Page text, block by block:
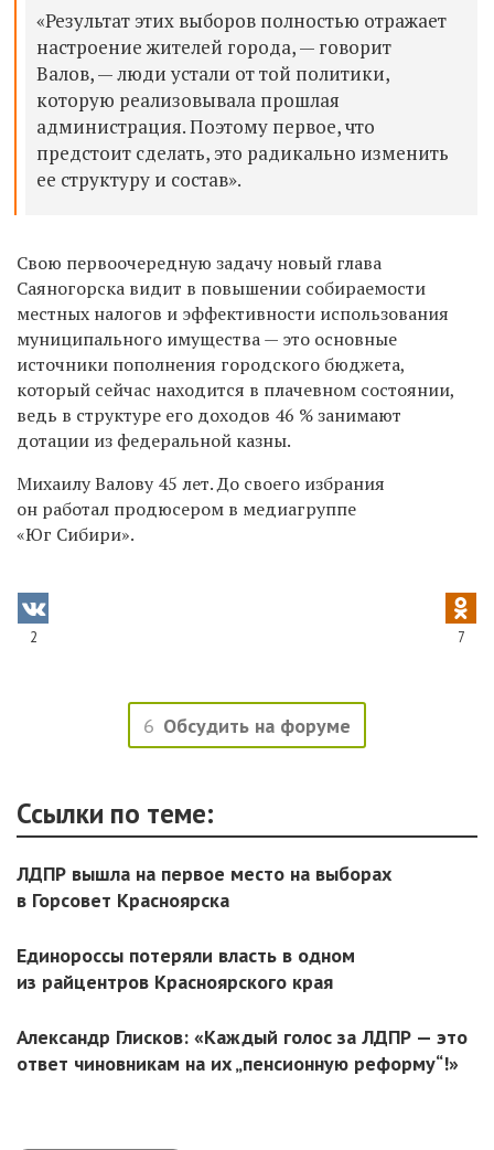
«Результат этих выборов полностью отражает
настроение жителей города, — говорит
Валов, — люди устали от той политики,
которую реализовывала прошлая
администрация. Поэтому первое, что
предстоит сделать, это радикально изменить
ее структуру и состав».
Свою первоочередную задачу новый глава
Саяногорска видит в повышении собираемости
местных налогов и эффективности использования
муниципального имущества — это основные
источники пополнения городского бюджета,
который сейчас находится в плачевном состоянии,
ведь в структуре его доходов 46 % занимают
дотации из федеральной казны.
Михаилу Валову 45 лет. До своего избрания
он работал продюсером в медиагруппе
«Юг Сибири».
2 7
6 Обсудить на форуме
Ссылки по теме:
ЛДПР вышла на первое место на выборах
в Горсовет Красноярска
Единороссы потеряли власть в одном
из райцентров Красноярского края
Александр Глисков: «Каждый голос за ЛДПР — это
ответ чиновникам на их „пенсионную реформу“!»